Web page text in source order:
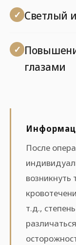
Светлый
глазами
После
возникнуть
т.д.,